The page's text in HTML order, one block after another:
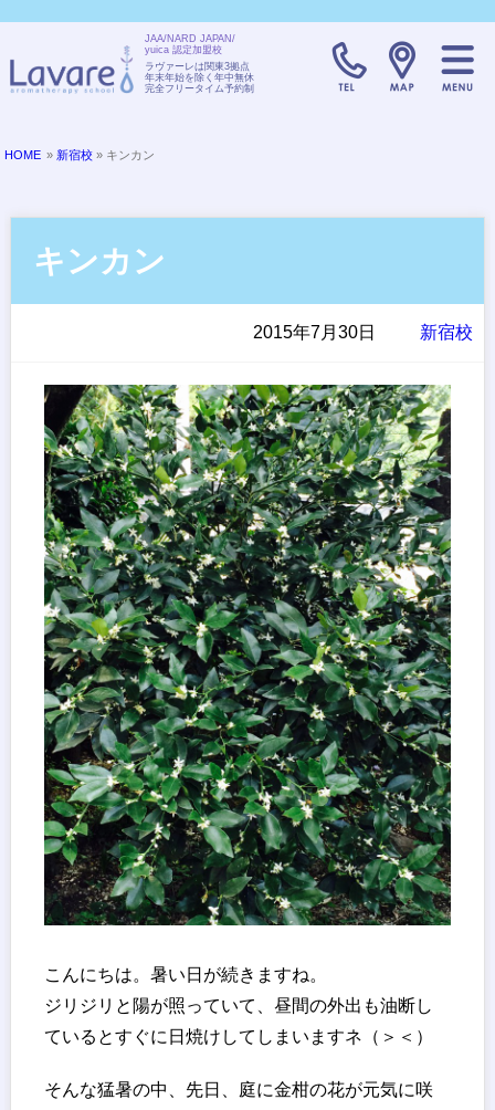
JAA/NARD JAPAN/
yuica 認定加盟校
ラヴァーレは関東3拠点
年末年始を除く年中無休
完全フリータイム予約制
TELL:0120-
HOME » 新宿校 » キンカン
キンカン
新宿校
2015年7月30日
こんにちは。暑い日が続きますね。
ジリジリと陽が照っていて、昼間の外出も油断し
ているとすぐに日焼けしてしまいますネ（＞＜）
そんな猛暑の中、先日、庭に金柑の花が元気に咲